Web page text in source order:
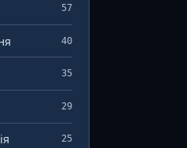
57
40
35
29
25